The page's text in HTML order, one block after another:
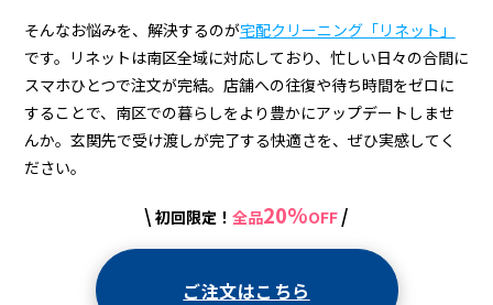
そんなお悩みを、解決するのが宅配クリーニング「リネット」
です。リネットは南区全域に対応しており、忙しい日々の合間に
スマホひとつで注文が完結。店舗への往復や待ち時間をゼロに
することで、南区での暮らしをより豊かにアップデートしませ
んか。玄関先で受け渡しが完了する快適さを、ぜひ実感してく
ださい。
\ 初回限定！ 全品20%OFF /
ご注文はこちら